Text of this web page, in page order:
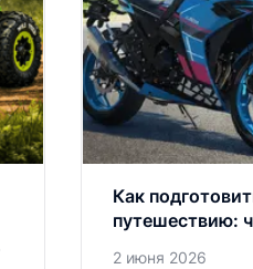
Как
путешествию:
2 июня 2026